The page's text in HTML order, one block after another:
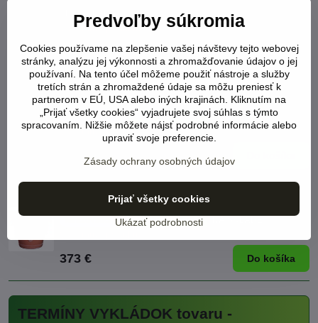
NA SKLADE
Viď status produktu
233 € Zobraziť
Serralunga dizajnový kvetináč Bordato liscio
o110cm
Mrazuvzdorný Dizajnový model NA SKLADE
Viď status produktu
627 €
Serralunga dizajnový kvetináč Decorati festonato
Mrazuvzdorný Dizajnový model
373 € Do košíka
TERMÍNY VYKLÁDOK tovaru -
Predvoľby súkromia
Cookies používame na zlepšenie vašej návštevy tejto webovej
stránky, analýzu jej výkonnosti a zhromažďovanie údajov o jej
používaní. Na tento účel môžeme použiť nástroje a služby
tretích strán a zhromaždené údaje sa môžu preniesť k
partnerom v EÚ, USA alebo iných krajinách. Kliknutím na
„Prijať všetky cookies“ vyjadrujete svoj súhlas s týmto
spracovaním. Nižšie môžete nájsť podrobné informácie alebo
upraviť svoje preferencie.
Zásady ochrany osobných údajov
Ukázať podrobnosti
Prijať všetky cookies